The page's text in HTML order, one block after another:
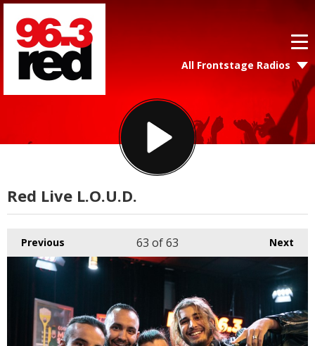
All Frontstage Radios
Red Live L.O.U.D.
Previous Next
63 of 63